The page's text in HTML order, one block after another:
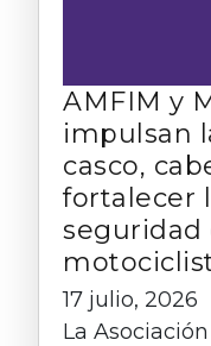
AMFIM y
impulsan
casco,
fortalecer
seguridad
17 julio, 2026
La